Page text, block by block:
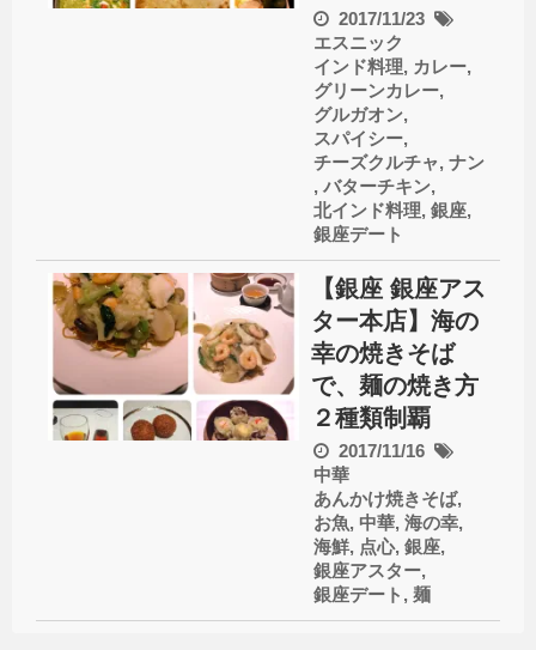
2017/11/23
エスニック
インド料理, カレー,
グリーンカレー,
グルガオン,
スパイシー,
チーズクルチャ, ナン
, バターチキン,
北インド料理, 銀座,
銀座デート
【銀座 銀座アス
ター本店】海の
幸の焼きそば
で、麺の焼き方
２種類制覇
2017/11/16
中華
あんかけ焼きそば,
お魚, 中華, 海の幸,
海鮮, 点心, 銀座,
銀座アスター,
銀座デート , 麺